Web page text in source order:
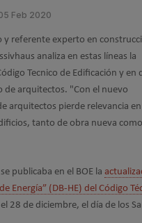
Feb 2020
y referente experto en
analiza en estas líneas la
Tecnico de Edificación y en
de arquitectos. "Con el nuevo
arquitectos pierde relevancia
tanto de obra nueva como
publicaba en el BOE la
Energía” (DB-HE) del Código
28 de diciembre, el día de los